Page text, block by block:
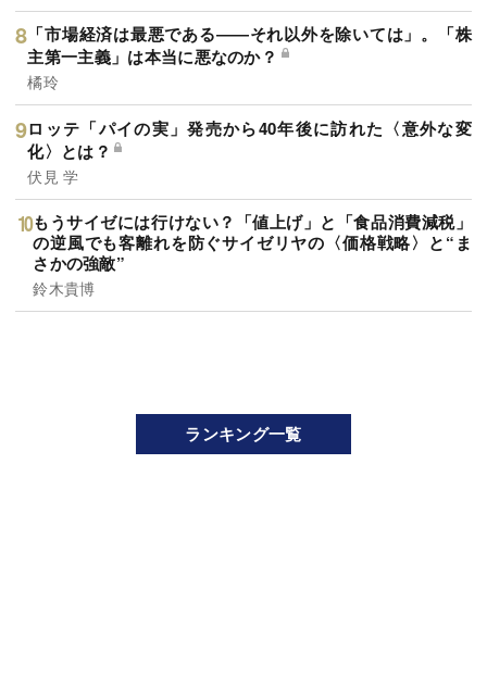
「市場経済は最悪である――それ以外を除いては」。「株
主第一主義」は本当に悪なのか？
橘玲
ロッテ「パイの実」発売から40年後に訪れた〈意外な変
化〉とは？
伏見 学
もうサイゼには行けない？「値上げ」と「食品消費減税」
の逆風でも客離れを防ぐサイゼリヤの〈価格戦略〉と“ま
さかの強敵”
鈴木貴博
ランキング一覧